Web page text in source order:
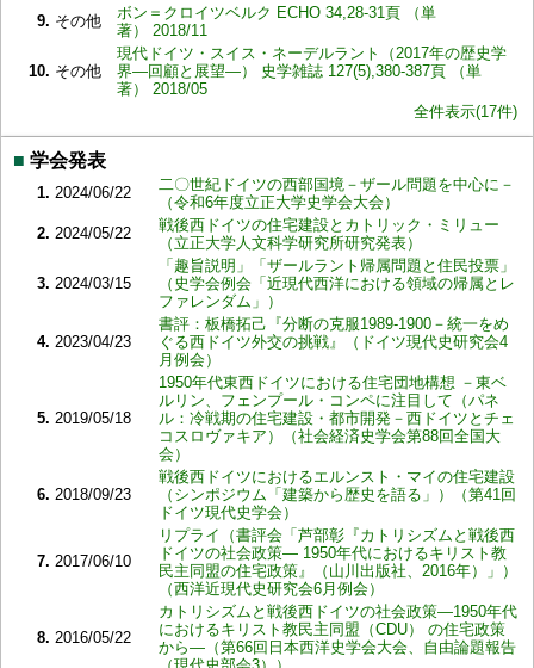
9. その他
ボン＝クロイツベルク ECHO 34,28-31頁 （単
著） 2018/11
10. その他
現代ドイツ・スイス・ネーデルラント（2017年の歴史学
界―回顧と展望―） 史学雑誌 127(5),380-387頁 （単
著） 2018/05
全件表示(17件)
■ 学会発表
1. 2024/06/22
二〇世紀ドイツの西部国境－ザール問題を中心に－
（令和6年度立正大学史学会大会）
2. 2024/05/22
戦後西ドイツの住宅建設とカトリック・ミリュー
（立正大学人文科学研究所研究発表）
3. 2024/03/15
「趣旨説明」「ザールラント帰属問題と住民投票」
（史学会例会「近現代西洋における領域の帰属とレ
ファレンダム」）
4. 2023/04/23
書評：板橋拓己『分断の克服1989-1900－統一をめ
ぐる西ドイツ外交の挑戦』（ドイツ現代史研究会4
月例会）
5. 2019/05/18
1950年代東西ドイツにおける住宅団地構想 －東ベ
ルリン、フェンプール・コンペに注目して（パネ
ル：冷戦期の住宅建設・都市開発－西ドイツとチェ
コスロヴァキア）（社会経済史学会第88回全国大
会）
6. 2018/09/23
戦後西ドイツにおけるエルンスト・マイの住宅建設
（シンポジウム「建築から歴史を語る」）（第41回
ドイツ現代史学会）
7. 2017/06/10
リプライ（書評会「芦部彰『カトリシズムと戦後西
ドイツの社会政策― 1950年代におけるキリスト教
民主同盟の住宅政策』（山川出版社、2016年）」）
（西洋近現代史研究会6月例会）
8. 2016/05/22
カトリシズムと戦後西ドイツの社会政策―1950年代
におけるキリスト教民主同盟（CDU） の住宅政策
から―（第66回日本西洋史学会大会、自由論題報告